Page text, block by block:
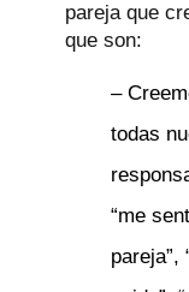
pareja que
que son:
–
todas
“me
pareja”,